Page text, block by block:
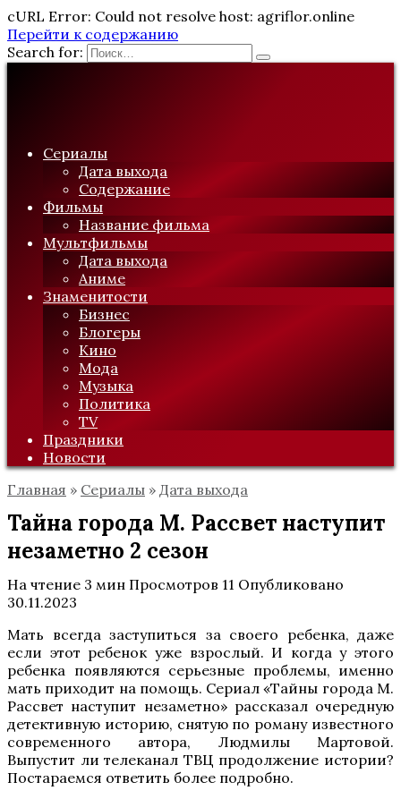
cURL Error: Could not resolve host: agriflor.online
Перейти к содержанию
Search for:
Сериалы
Дата выхода
Содержание
Фильмы
Название фильма
Мультфильмы
Дата выхода
Аниме
Знаменитости
Бизнес
Блогеры
Кино
Мода
Музыка
Политика
TV
Праздники
Новости
Главная » Сериалы » Дата выхода
Тайна города М. Рассвет наступит
незаметно 2 сезон
На чтение 3 мин Просмотров 11 Опубликовано
30.11.2023
Мать всегда заступиться за своего ребенка, даже
если этот ребенок уже взрослый. И когда у этого
ребенка появляются серьезные проблемы, именно
мать приходит на помощь. Сериал «Тайны города М.
Рассвет наступит незаметно» рассказал очередную
детективную историю, снятую по роману известного
современного автора, Людмилы Мартовой.
Выпустит ли телеканал ТВЦ продолжение истории?
Постараемся ответить более подробно.